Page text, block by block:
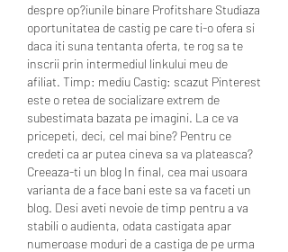
despre op?iunile binare Profitshare Studiaza
oportunitatea de castig pe care ti-o ofera si
daca iti suna tentanta oferta, te rog sa te
inscrii prin intermediul linkului meu de
afiliat. Timp: mediu Castig: scazut Pinterest
este o retea de socializare extrem de
subestimata bazata pe imagini. La ce va
pricepeti, deci, cel mai bine? Pentru ce
credeti ca ar putea cineva sa va plateasca?
Creeaza-ti un blog In final, cea mai usoara
varianta de a face bani este sa va faceti un
blog. Desi aveti nevoie de timp pentru a va
stabili o audienta, odata castigata apar
numeroase moduri de a castiga de pe urma